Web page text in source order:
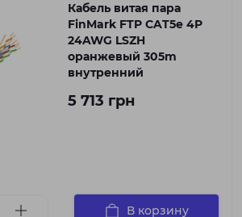
Кабель витая пара
FinMark FTP CAT5e 4P
24AWG LSZH
оранжевый 305m
внутренний
5 713 грн
В корзину